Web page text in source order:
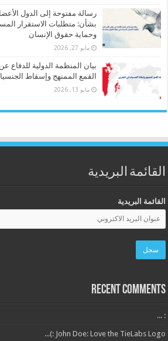
رسالة مفتوحة إلى الدول
بشأن: متطلبات الاستقرار
وحماية حقوق الإنسان
مايو 27, 2026
بيان المنظمة الدولية
القمع الممنهج وإسقاط
مايو 13, 2026
القائمة البريدية
القائمة البريدية
Recent Comments
: ...
John Doe: Love the TieLabs Logo :)...